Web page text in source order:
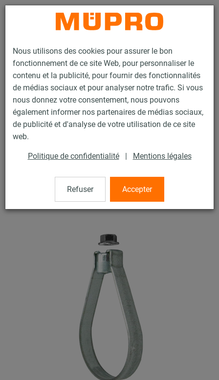
Nous utilisons des cookies pour assurer le bon
fonctionnement de ce site Web, pour personnaliser le
contenu et la publicité, pour fournir des fonctionnalités
de médias sociaux et pour analyser notre trafic. Si vous
nous donnez votre consentement, nous pouvons
également informer nos partenaires de médias sociaux,
de publicité et d'analyse de votre utilisation de ce site
web.
Politique de confidentialité | Mentions légales
Refuser Accepter
Contact
Produits Technique de fixation Colliers Collier poire de type EHS
42 / 60
Collier poire de type EHS
Collier poire de type EHS, M10, 2" (DN 50), VDS/FM, zingué